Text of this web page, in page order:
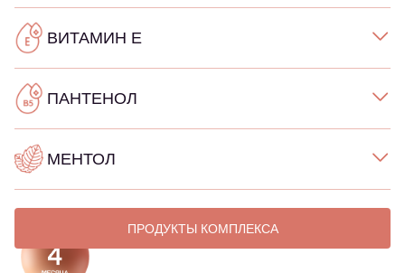
ВИТАМИН Е
ПАНТЕНОЛ
МЕНТОЛ
ПРОДУКТЫ КОМПЛЕКСА